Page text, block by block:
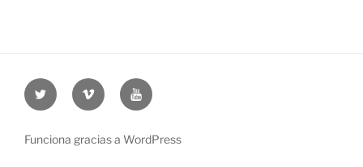
Twitter
UOC
Vimeo
UOC
Youtube
UOC
Funciona gracias a WordPress